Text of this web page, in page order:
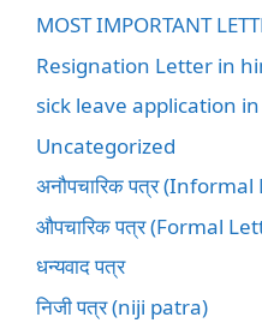
MOST IMPORTANT
Resignation Letter in
sick leave application
Uncategorized
अनौपचारिक पत्र
औपचारिक पत्र (Formal
धन्यवाद पत्र
निजी पत्र (niji patra)